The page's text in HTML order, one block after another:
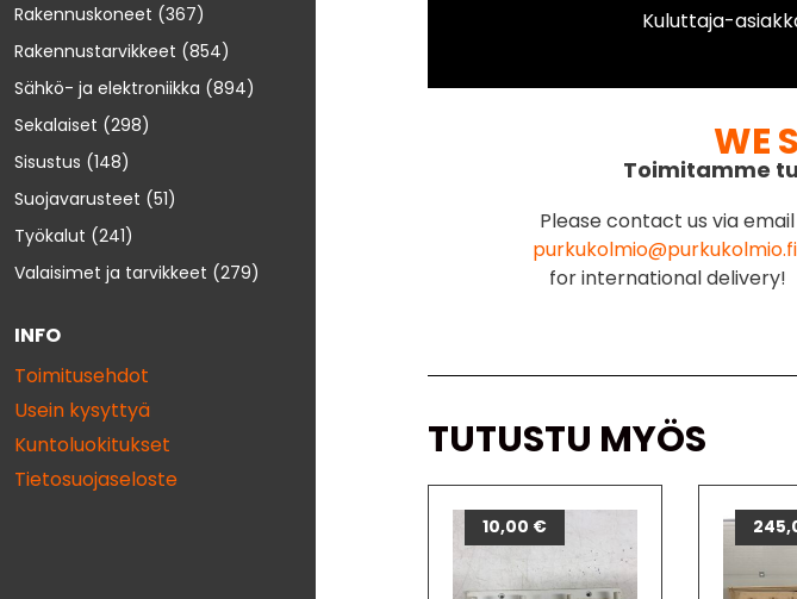
Rakennuskoneet (367)
Rakennustarvikkeet (854)
Sähkö- ja elektroniikka (894)
Sekalaiset (298)
Sisustus (148)
Suojavarusteet (51)
Työkalut (241)
Valaisimet ja tarvikkeet (279)
INFO
Toimitusehdot
Usein kysyttyä
Kuntoluokitukset
Tietosuojaseloste
Kuluttaja-
WE
Toimitamme
Please contact us via email
purkukolmio@purkukolmio.fi
for international delivery!
TUTUSTU MYÖS
10,00 €